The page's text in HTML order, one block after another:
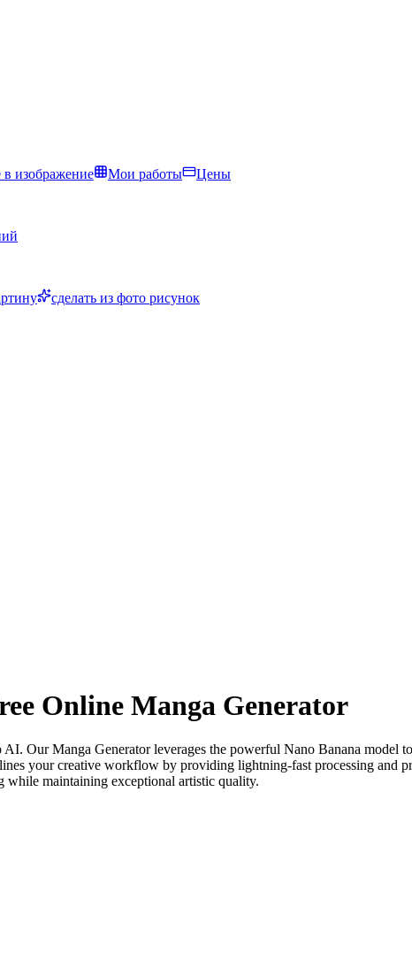
изображение Мои работы
Цены
сделать из фото рисунок
Online Manga Generator
Our Manga Generator leverages the powerful Nano Banana model
your creative workflow by providing lightning-fast processing and
while maintaining exceptional artistic quality.